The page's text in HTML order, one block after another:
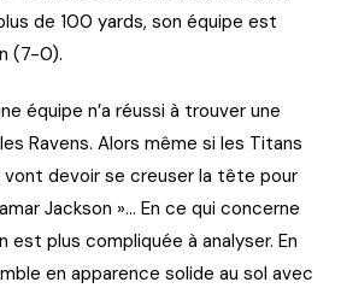
de 100 yards, son équipe est
(7-0).
équipe n’a réussi à trouver une
Ravens. Alors même si les Titans
vont devoir se creuser la tête pour
Jackson »… En ce qui concerne
est plus compliquée à analyser. En
en apparence solide au sol avec